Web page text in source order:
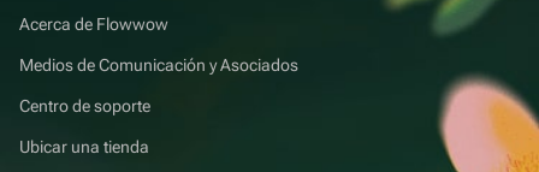
Acerca de Flowwow
Medios de Comunicación y Asociados
Centro de soporte
Ubicar una tienda